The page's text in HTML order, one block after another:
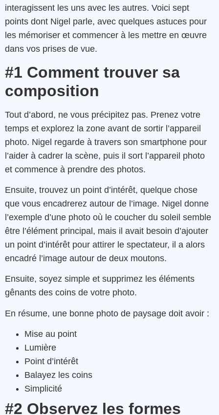
interagissent les uns avec les autres. Voici sept
points dont Nigel parle, avec quelques astuces pour
les mémoriser et commencer à les mettre en œuvre
dans vos prises de vue.
#1 Comment trouver sa
composition
Tout d’abord, ne vous précipitez pas. Prenez votre
temps et explorez la zone avant de sortir l’appareil
photo. Nigel regarde à travers son smartphone pour
l’aider à cadrer la scène, puis il sort l’appareil photo
et commence à prendre des photos.
Ensuite, trouvez un point d’intérêt, quelque chose
que vous encadrerez autour de l’image. Nigel donne
l’exemple d’une photo où le coucher du soleil semble
être l’élément principal, mais il avait besoin d’ajouter
un point d’intérêt pour attirer le spectateur, il a alors
encadré l’image autour de deux moutons.
Ensuite, soyez simple et supprimez les éléments
gênants des coins de votre photo.
En résume, une bonne photo de paysage doit avoir :
Mise au point
Lumière
Point d’intérêt
Balayez les coins
Simplicité
#2 Observez les formes